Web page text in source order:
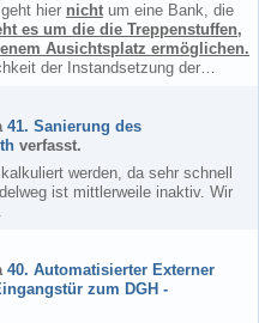
hier nicht um eine Bank, die
es um die die Treppenstuffen,
Ausichtsplatz ermöglichen.
der Instandsetzung der…
41. Sanierung des
verfasst.
werden, da sehr schnell
ist mittlerweile inaktiv. Wir
40. Automatisierter Externer
zum DGH -